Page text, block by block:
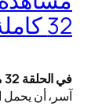
32 كاملة بدقة HD
في الحلقة 32 من مسلسل “آسر”
آسر، أن يحمل